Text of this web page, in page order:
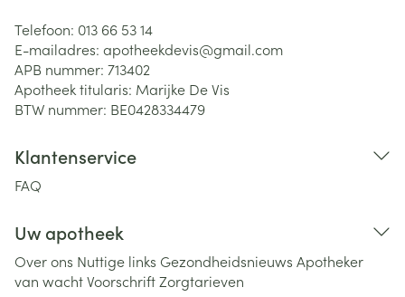
Telefoon: 013 66 53 14
E-mailadres: apotheekdevis@gmail.com
APB nummer: 713402
Apotheek titularis: Marijke De Vis
BTW nummer: BE0428334479
Klantenservice
FAQ
Uw apotheek
Over ons Nuttige links Gezondheidsnieuws Apotheker
van wachtVoorschriftZorgtarieven